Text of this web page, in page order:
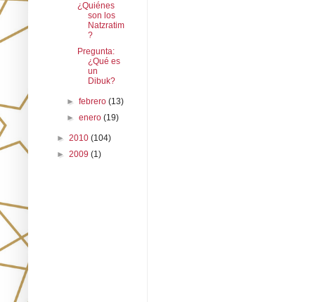
¿Quiénes
son los
Natzratim
?
Pregunta:
¿Qué es
un
Dibuk?
►febrero(13)
►enero(19)
► 2010 (104)
► 2009 (1)